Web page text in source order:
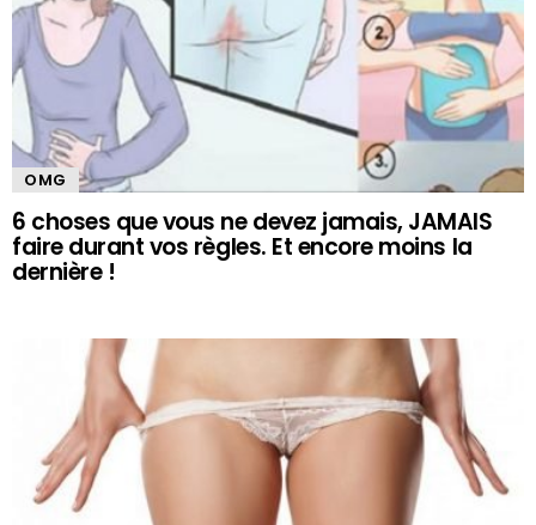
OMG
6 choses que vous ne devez jamais, JAMAIS
faire durant vos règles. Et encore moins la
dernière !